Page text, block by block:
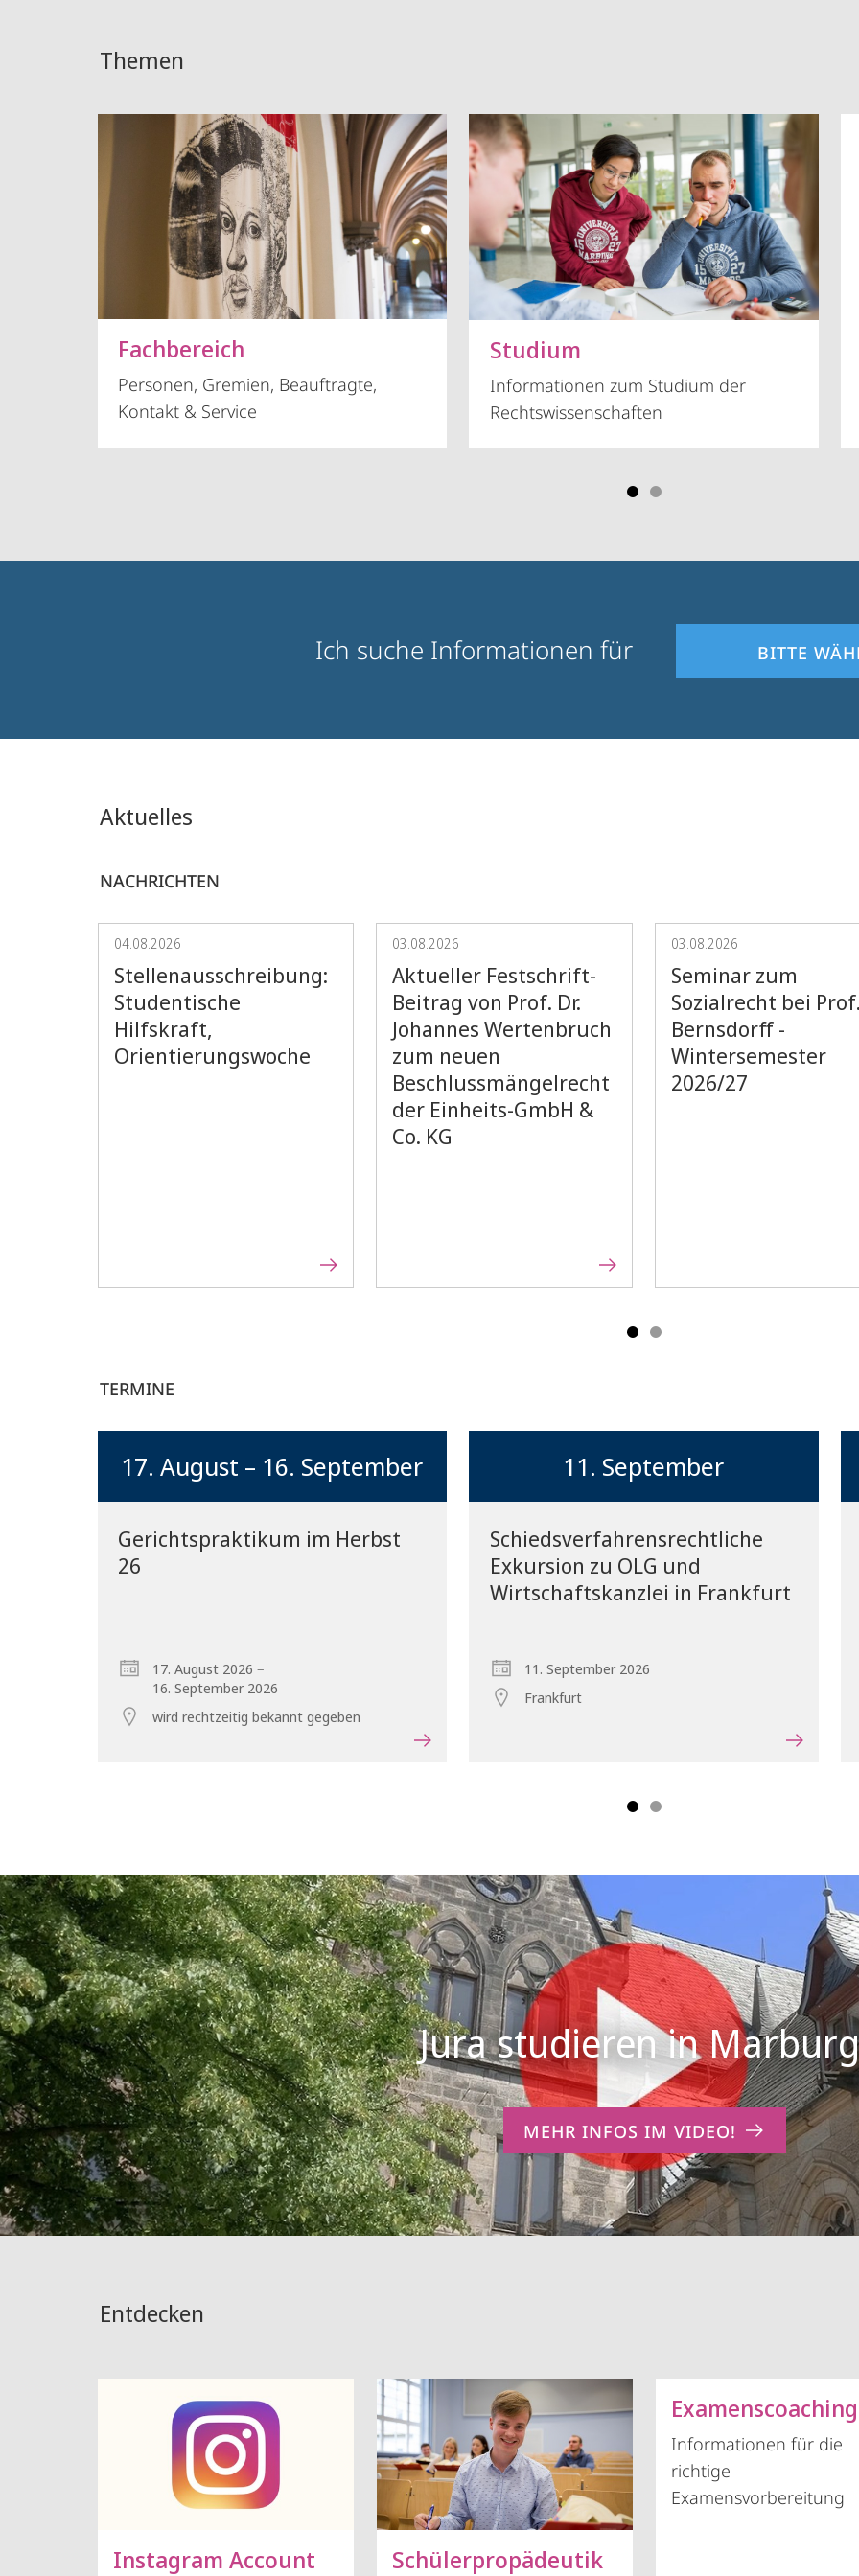
Themen
Fachbereich
Personen, Gremien, Beauftragte,
Kontakt & Service
Studium
Informationen zum Studium der
Rechtswissenschaften
Vorblättern
ZielgruppeninformationenIch suche Informationen für BITTE
Aktuelles
NACHRICHTEN
04.08.2026
Stellenausschreibung:
Studentische
Hilfskraft,
Orientierungswoche
03.08.2026
Aktueller Festschrift-
Beitrag von Prof. Dr.
Johannes Wertenbruch
zum neuen
Beschlussmängelrecht
der Einheits-GmbH &
Co. KG
03.08.2026
Seminar zum
Sozialrecht bei
Bernsdorff -
Wintersemester
2026/27
Vorblättern
TERMINE
17. August – 16. September
Gerichtspraktikum im Herbst
26
17. August 2026 –
16. September 2026
wird rechtzeitig bekannt gegeben
11. September
Schiedsverfahrensrechtliche
Exkursion zu OLG und
Wirtschaftskanzlei in Frankfurt
11. September 2026
Frankfurt
Vorblättern
MEHR INFOS IM VIDEO!
Entdecken
Instagram Account
Schülerpropädeutik
Examenscoaching
Informationen für die
richtige
Examensvorbereitung